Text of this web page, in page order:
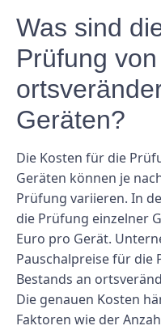
Was sind
Prüfung von
Geräten?
Die Kosten für die
Geräten können je
Prüfung variieren. In
die Prüfung einzelner
Euro pro Gerät.
Pauschalpreise für die
Bestands an
Die genauen Kosten
Faktoren wie der